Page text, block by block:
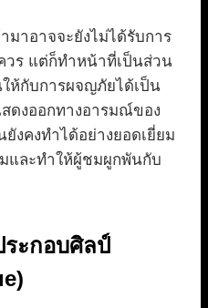
มาอาจจะยังไม่ได้รับการ
วร แต่ก็ทำหน้าที่เป็นส่วน
ห้กับการผจญภัยได้เป็น
ดงออกทางอารมณ์ของ
งคงทำได้อย่างยอดเยี่ยม
และทำให้ผู้ชมผูกพันกับ
ะกอบศิลป์